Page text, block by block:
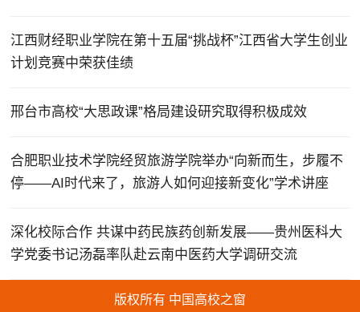
江西财经职业学院在第十五届“挑战杯”江西省大学生创业
计划竞赛中荣获佳绩
邢台市高校“大思政课”格局建设研究取得积极成效
合肥职业技术学院经贸旅游学院举办“向新而生，步履不
停——AI时代来了，旅游人如何迎接新变化”学术讲座
深化校际合作 共谋中药民族药创新发展——贵州医科大
学党委书记汤磊率队赴云南中医药大学调研交流
版权所有 中国高校之窗